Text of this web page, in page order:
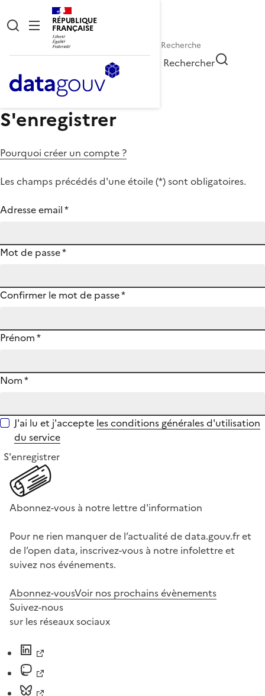
RÉPUBLIQUE
FRANÇAISE
Rechercher
S'enregistrer
Pourquoi créer un compte ?
Les champs précédés d'une étoile (*) sont obligatoires.
Adresse email*
Mot de passe*
Confirmer le mot de passe*
Prénom*
Nom*
J'ai lu et j'accepte les conditions générales d'utilisation
du service
S'enregistrer
Abonnez-vous à notre lettre d'information
Pour ne rien manquer de l’actualité de data.gouv.fr et
de l’open data, inscrivez-vous à notre infolettre et
suivez nos événements.
Abonnez-vousVoir nos prochains évènements
Suivez-nous
sur les réseaux sociaux